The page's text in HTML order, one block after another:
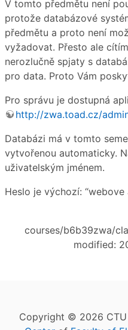
V tomto předmětu není
protože databázové
předmětu a proto není
vyžadovat. Přesto ale
nerozlučně spjaty s
pro data. Proto Vám
Pro správu je dostupná
http://zwa.toad.cz/
Databázi má v tomto
vytvořenou automaticky.
uživatelským jménem.
Heslo je výchozí: “webove
courses/b6b39zwa/
modified:
Copyright © 2026